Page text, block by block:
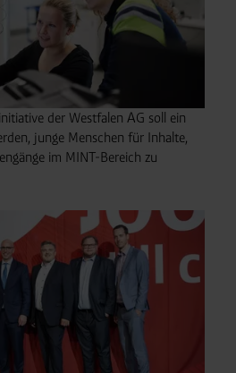
i. V. m. § 25 Abs. 1 TDDDG
technisch notwendige
(z. B. für Webanalyse,
sowie an Partner in
Wenn eine Übermittlung
Datenschutzniveau
Garantien gemäß Art. 46
Standardvertragsklauseln).
werden je nach Zweck
Die maximale
Tage, sofern nicht gesetzlich
der Westfalen AG soll ein
junge Menschen für Inhalte,
im MINT-Bereich zu